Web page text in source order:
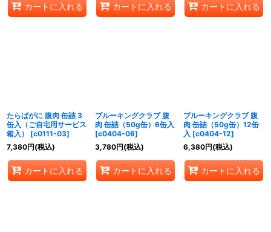
カートに入れる カートに入れる カートに入れる
たらばがに 腹肉 缶詰 3
缶入（ご自宅用サービス
箱入）
[c0111-03]
7,380円(税込)
カートに入れる
ブルーキングクラブ 腹
肉 缶詰（50g缶）6缶入
[c0404-06]
3,780円(税込)
カートに入れる
ブルーキングクラブ 腹
肉 缶詰（50g缶）12缶
入 [c0404-12]
6,380円(税込)
カートに入れる